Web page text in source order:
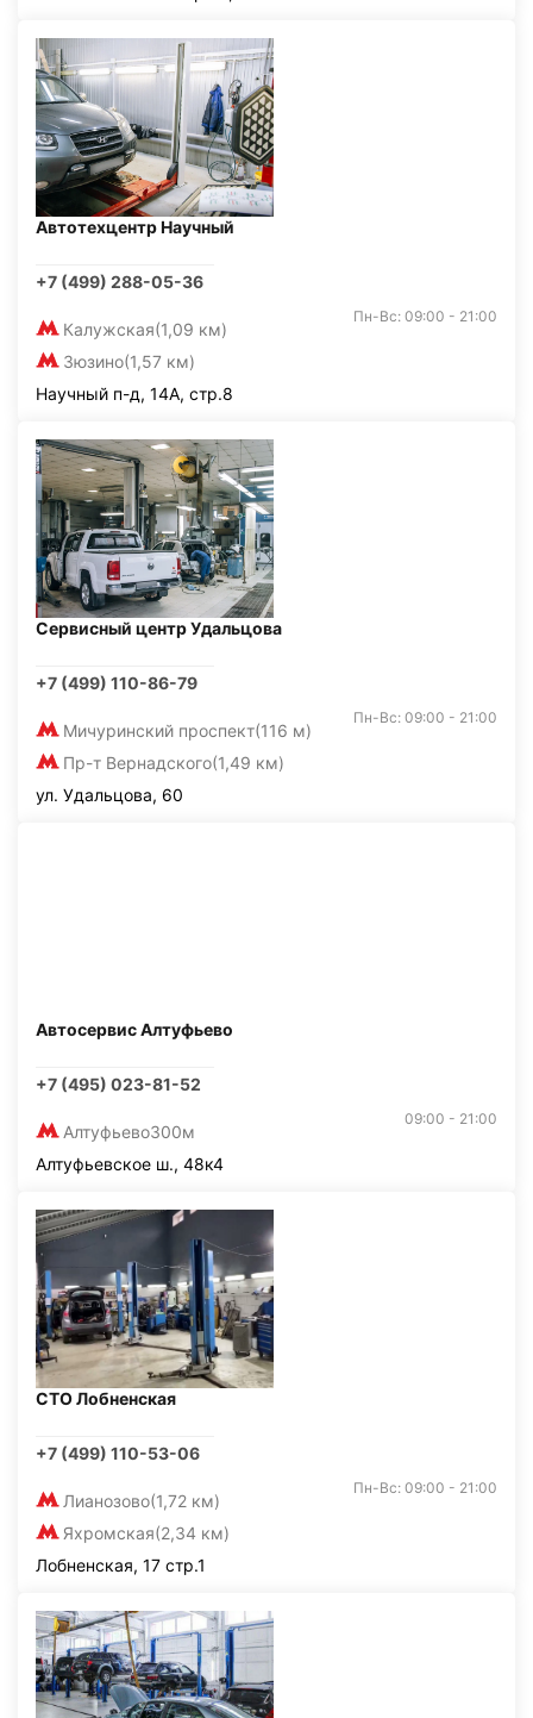
Автотехцентр Научный
+7 (499) 288-05-36
Калужская(1,09 км)
Зюзино(1,57 км)
Пн-Вс: 09:00 - 21:00
Научный п-д, 14А, стр.8
Сервисный центр Удальцова
+7 (499) 110-86-79
Мичуринский проспект(116 м)
Пр-т Вернадского(1,49 км)
Пн-Вс: 09:00 - 21:00
ул. Удальцова, 60
Автосервис Алтуфьево
+7 (495) 023-81-52
Алтуфьево300м
09:00 - 21:00
Алтуфьевское ш., 48к4
СТО Лобненская
+7 (499) 110-53-06
Лианозово(1,72 км)
Яхромская(2,34 км)
Пн-Вс: 09:00 - 21:00
Лобненская, 17 стр.1